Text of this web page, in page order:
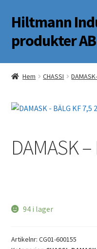
Hoppa
till
navigering
Hoppa
till
innehåll
Hiltmann
produkter AB
Butik
Mitt Konto
Hem CHASSI
DAMASK
94 i lager
Artikelnr: CG01-600155